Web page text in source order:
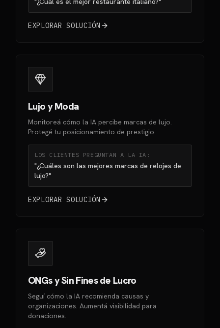
EXPLORAR SOLUCIÓN
Lujo y Moda
Monitoreá cómo la IA percibe marcas de lujo.
Protegé tu posicionamiento de prestigio.
LOS CLIENTES PREGUNTAN A LA IA:
"¿Cuáles son las mejores marcas de relojes de
lujo?"
EXPLORAR SOLUCIÓN
ONGs y Sin Fines de Lucro
Seguí cómo la IA recomienda causas y
organizaciones. Aumentá visibilidad para
donaciones.